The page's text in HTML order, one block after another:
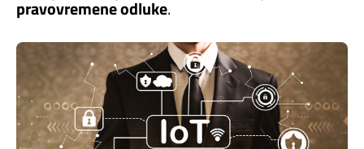
pravovremeneodluke.